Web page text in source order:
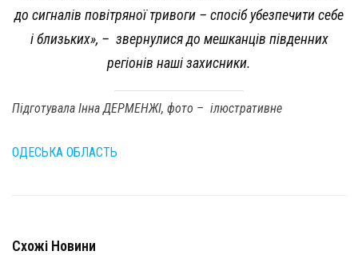
до сигналів повітряної тривоги – спосіб убезпечити себе
і близьких», – звернулися до мешканців південних
регіонів наші захисники.
Підготувала Інна ДЕРМЕНЖІ, фото – ілюстративне
ОДЕСЬКА ОБЛАСТЬ
Схожі Новини